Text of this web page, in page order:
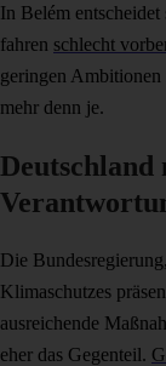
In Belém
fahren schlecht
geringen Ambitionen
mehr denn je.
Deutschland
Die
Klimaschutzes
ausreichende
eher das Gegenteil.